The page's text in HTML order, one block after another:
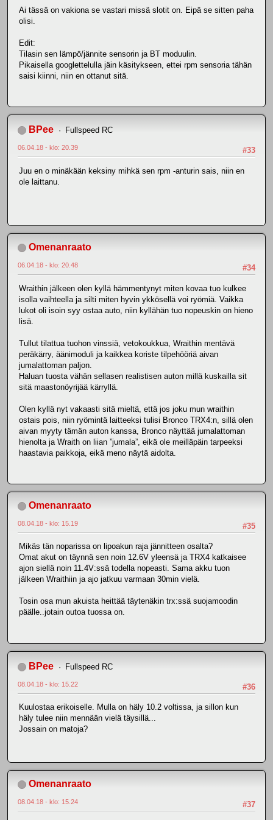
Ai tässä on vakiona se vastari missä slotit on. Eipä se sitten paha
olisi.
Edit:
Tilasin sen lämpö/jännite sensorin ja BT moduulin.
Pikaisella googlettelulla jäin käsitykseen, ettei rpm sensoria tähän
saisi kiinni, niin en ottanut sitä.
BPee Fullspeed RC
#33
06.04.18 - klo: 20.39
Juu en o minäkään keksiny mihkä sen rpm -anturin sais, niin en
ole laittanu.
Omenanraato
#34
06.04.18 - klo: 20.48
Wraithin jälkeen olen kyllä hämmentynyt miten kovaa tuo kulkee
isolla vaihteella ja silti miten hyvin ykkösellä voi ryömiä. Vaikka
lukot oli isoin syy ostaa auto, niin kyllähän tuo nopeuskin on hieno
lisä.
Tullut tilattua tuohon vinssiä, vetokoukkua, Wraithin mentävä
peräkärry, äänimoduli ja kaikkea koriste tilpehööriä aivan
jumalattoman paljon.
Haluan tuosta vähän sellasen realistisen auton millä kuskailla sit
sitä maastonöyrijää kärryllä.
Olen kyllä nyt vakaasti sitä mieltä, että jos joku mun wraithin
ostais pois, niin ryömintä laitteeksi tulisi Bronco TRX4:n, sillä olen
aivan myyty tämän auton kanssa, Bronco näyttää jumalattoman
hienolta ja Wraith on liian ”jumala”, eikä ole meilläpäin tarpeeksi
haastavia paikkoja, eikä meno näytä aidolta.
Omenanraato
#35
08.04.18 - klo: 15.19
Mikäs tän noparissa on lipoakun raja jännitteen osalta?
Omat akut on täynnä sen noin 12.6V yleensä ja TRX4 katkaisee
ajon siellä noin 11.4V:ssä todella nopeasti. Sama akku tuon
jälkeen Wraithiin ja ajo jatkuu varmaan 30min vielä.
Tosin osa mun akuista heittää täytenäkin trx:ssä suojamoodin
päälle..jotain outoa tuossa on.
BPee Fullspeed RC
#36
08.04.18 - klo: 15.22
Kuulostaa erikoiselle. Mulla on häly 10.2 voltissa, ja sillon kun
häly tulee niin mennään vielä täysillä...
Jossain on matoja?
Omenanraato
#37
08.04.18 - klo: 15.24